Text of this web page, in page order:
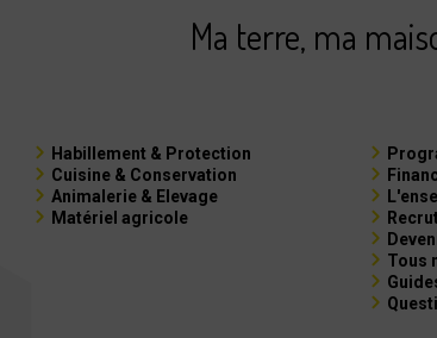
Ma terre, ma
Habillement & Protection
Cuisine & Conservation
Animalerie & Elevage
Matériel agricole
Tous